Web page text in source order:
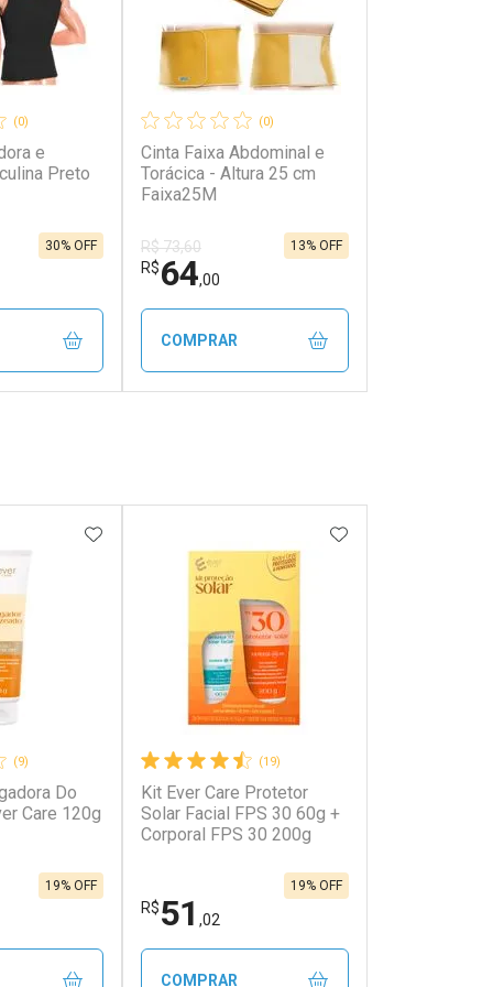
(0)
e
Preto
30% OFF
cada
cada
(0)
Cinta Faixa Abdominal e
Torácica - Altura 25 cm
Faixa25M
R$ 73,60
R$64,00
13% OFF
COMPRAR
Ativar Desconto
Por R$ 64,00/cada
Por R$ 64,00/cada
(9)
Do
Care 120g
19% OFF
ADICIONAR AOS FAVORITOS
(19)
Kit Ever Care Protetor
Solar Facial FPS 30 60g +
Corporal FPS 30 200g
R$51 ,02
19% OFF
ADICIONAR AOS
COMPRAR